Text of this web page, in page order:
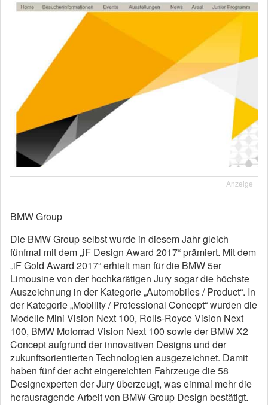
Anzeige
BMW Group
Die BMW Group selbst wurde in diesem Jahr gleich
fünfmal mit dem „iF Design Award 2017“ prämiert. Mit dem
„iF Gold Award 2017“ erhielt man für die BMW 5er
Limousine von der hochkarätigen Jury sogar die höchste
Auszeichnung in der Kategorie „Automobiles / Product“. In
der Kategorie „Mobility / Professional Concept“ wurden die
Modelle Mini Vision Next 100, Rolls-Royce Vision Next
100, BMW Motorrad Vision Next 100 sowie der BMW X2
Concept aufgrund der innovativen Designs und der
zukunftsorientierten Technologien ausgezeichnet. Damit
haben fünf der acht eingereichten Fahrzeuge die 58
Designexperten der Jury überzeugt, was einmal mehr die
herausragende Arbeit von BMW Group Design bestätigt.